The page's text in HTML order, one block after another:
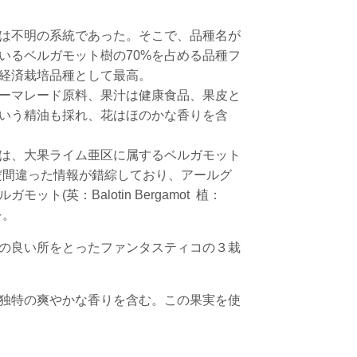
明の系統であった。そこで、品種名が
るベルガモット樹の70%を占める品種フ
済栽培品種として最高。
マレード原料、果汁は健康食品、果皮と
う精油も採れ、花はほのかな香りを含
、大果ライム亜区に属するベルガモット
違った情報が錯綜しており、アールグ
ガモット(英：Balotin Bergamot 植：
良い所をとったファンタスティコの３栽
の爽やかな香りを含む。この果実を使